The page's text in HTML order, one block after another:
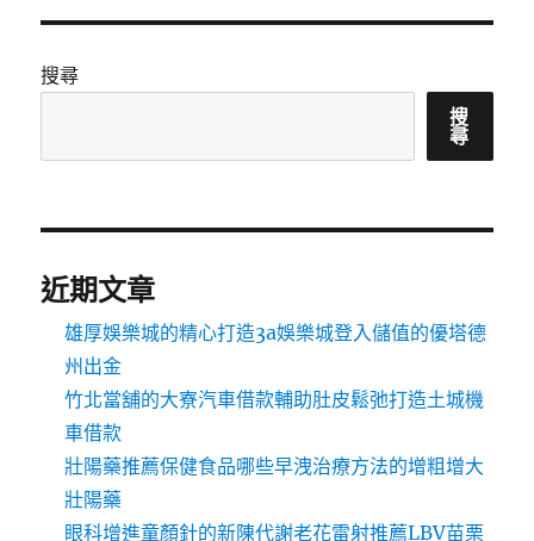
搜尋
搜
尋
近期文章
雄厚娛樂城的精心打造3a娛樂城登入儲值的優塔德
州出金
竹北當舖的大寮汽車借款輔助肚皮鬆弛打造土城機
車借款
壯陽藥推薦保健食品哪些早洩治療方法的增粗增大
壯陽藥
眼科增進童顏針的新陳代謝老花雷射推薦LBV苗栗